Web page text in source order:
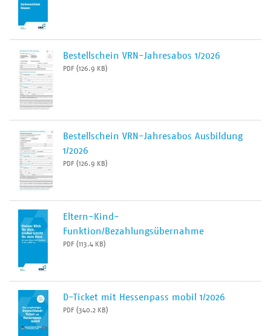
Bestellschein VRN-Jahresabos 1/2026
PDF (126.9 KB)
Bestellschein VRN-Jahresabos Ausbildung
1/2026
PDF (126.9 KB)
Eltern-Kind-
Funktion/Bezahlungsübernahme
PDF (113.4 KB)
D-Ticket mit Hessenpass mobil 1/2026
PDF (340.2 KB)